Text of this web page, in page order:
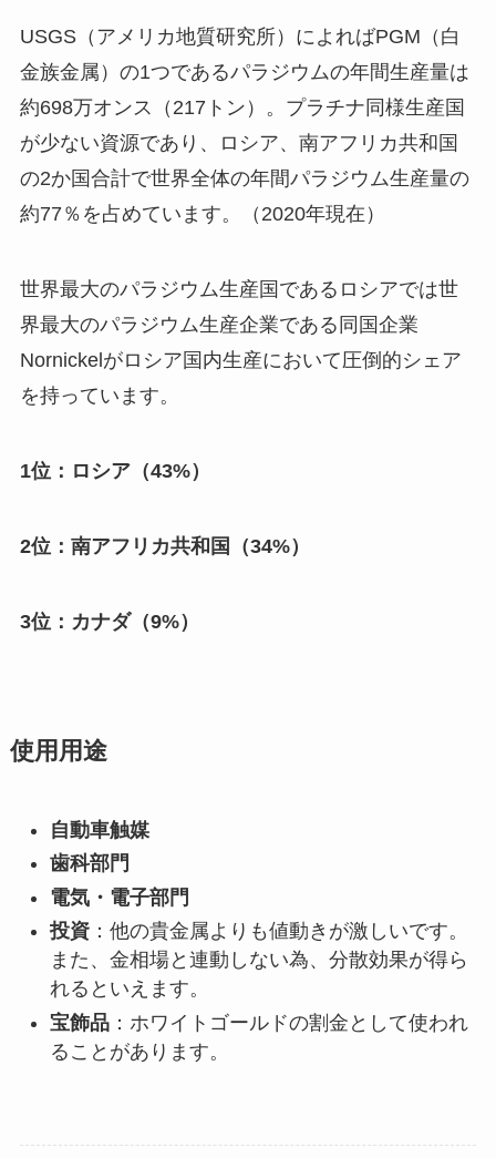
USGS（アメリカ地質研究所）によればPGM（白
金族金属）の1つであるパラジウムの年間生産量は
約698万オンス（217トン）。プラチナ同様生産国
が少ない資源であり、ロシア、南アフリカ共和国
の2か国合計で世界全体の年間パラジウム生産量の
約77％を占めています。（2020年現在）
世界最大のパラジウム生産国であるロシアでは世
界最大のパラジウム生産企業である同国企業
Nornickelがロシア国内生産において圧倒的シェア
を持っています。
1位：ロシア（43%）
2位：南アフリカ共和国（34%）
3位：カナダ（9%）
使用用途
自動車触媒
歯科部門
電気・電子部門
投資：他の貴金属よりも値動きが激しいです。
また、金相場と連動しない為、分散効果が得ら
れるといえます。
宝飾品：ホワイトゴールドの割金として使われ
ることがあります。